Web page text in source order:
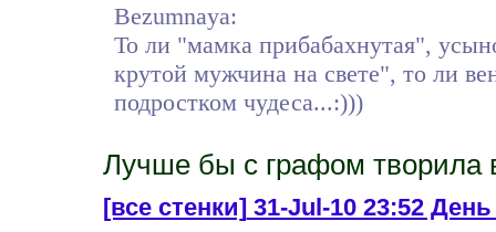
Bezumnaya:
То ли "мамка прибабахнутая",
крутой мужчина на свете", то ли
подростком чудеса...:)))
Лучше бы с графом творила
[все стенки]31-Jul-10 23:52